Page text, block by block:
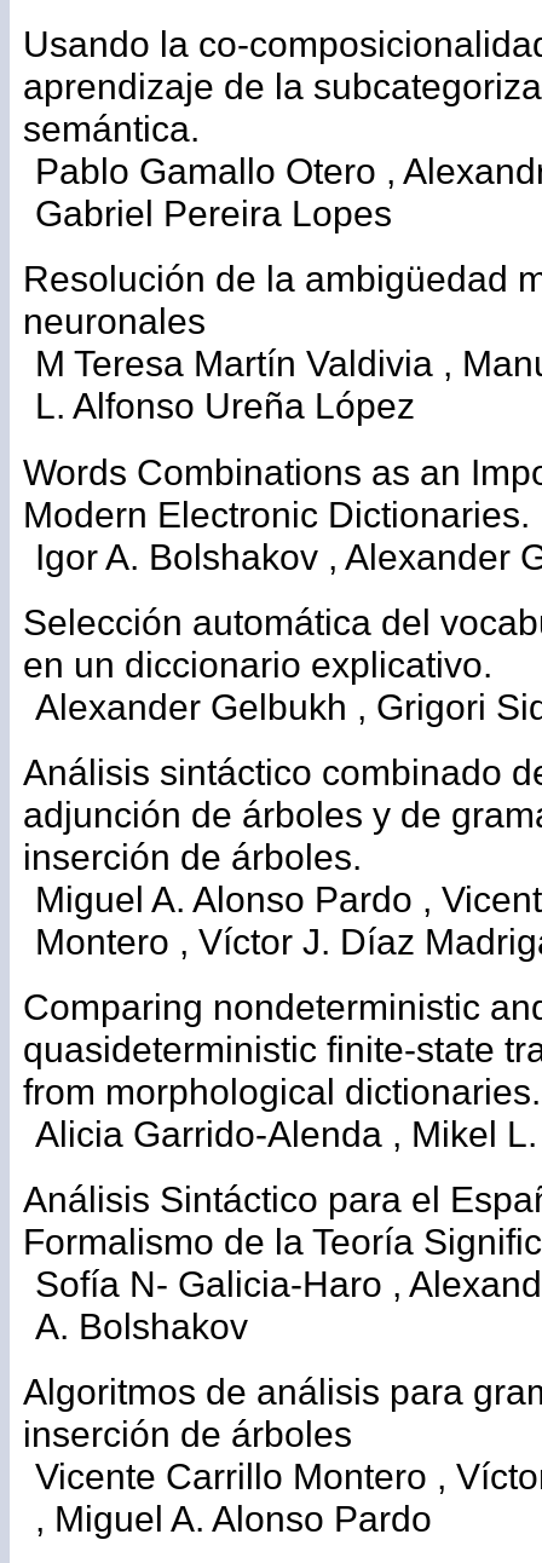
Usando la co-
aprendizaje de la
semántica.
Pablo Gamallo Otero ,
Gabriel Pereira Lopes
Resolución de la ambigüedad
neuronales
M Teresa Martín Valdivia ,
L. Alfonso Ureña López
Words Combinations as an
Modern Electronic Dictionaries.
Igor A. Bolshakov , Alexander
Selección automática del
en un diccionario explicativo.
Alexander Gelbukh , Grigori
Análisis sintáctico combinado
adjunción de árboles y de
inserción de árboles.
Miguel A. Alonso Pardo ,
Montero , Víctor J. Díaz
Comparing nondeterministic
quasideterministic finite-state
from morphological dictionaries.
Alicia Garrido-Alenda , Mikel
Análisis Sintáctico para el
Formalismo de la Teoría
Sofía N- Galicia-Haro ,
A. Bolshakov
Algoritmos de análisis para
inserción de árboles
Vicente Carrillo Montero ,
, Miguel A. Alonso Pardo